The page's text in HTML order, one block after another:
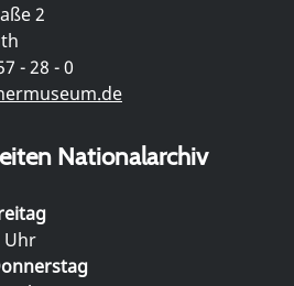
2
- 28 - 0
Nationalarchiv
Uhr